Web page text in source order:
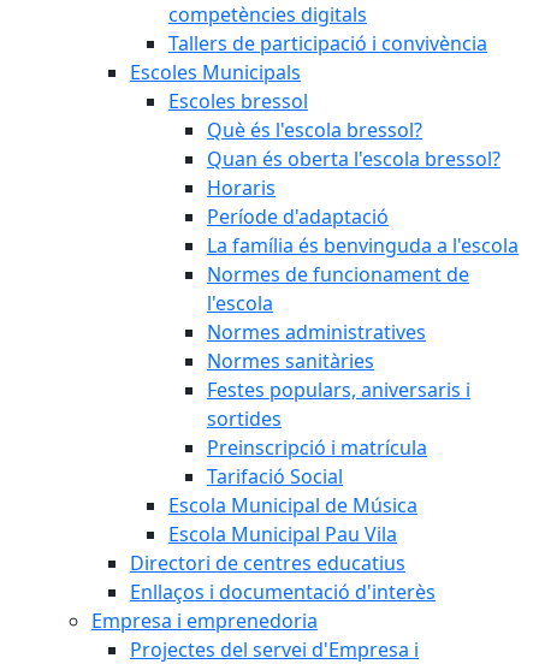
competències digitals
Tallers de participació i convivència
Escoles Municipals
Escoles bressol
Què és l'escola bressol?
Quan és oberta l'escola bressol?
Horaris
Període d'adaptació
La família és benvinguda a l'escola
Normes de funcionament de
l'escola
Normes administratives
Normes sanitàries
Festes populars, aniversaris i
sortides
Preinscripció i matrícula
Tarifació Social
Escola Municipal de Música
Escola Municipal Pau Vila
Directori de centres educatius
Enllaços i documentació d'interès
Empresa i emprenedoria
Projectes del servei d'Empresa i